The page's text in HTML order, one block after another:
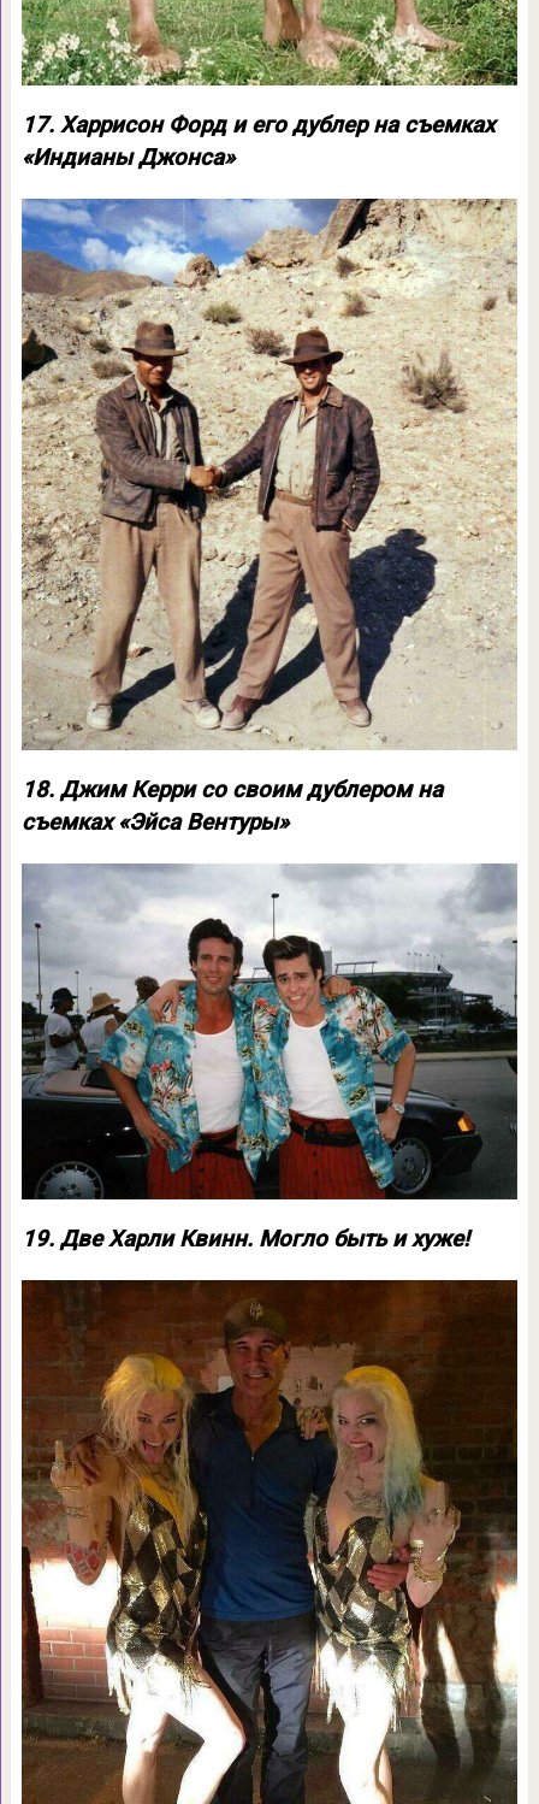
17. Харрисон Форд и его дублер на съемках
«Индианы Джонса»
18. Джим Керри со своим дублером на
съемках «Эйса Вентуры»
19. Две Харли Квинн. Могло быть и хуже!